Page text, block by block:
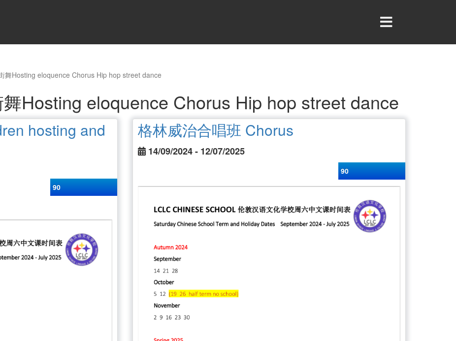
舞Hosting eloquence Chorus Hip hop street dance
Hosting eloquence Chorus Hip hop street dance
hosting and
90
格林威治合唱班 Chorus
14/09/2024 - 12/07/2025
90